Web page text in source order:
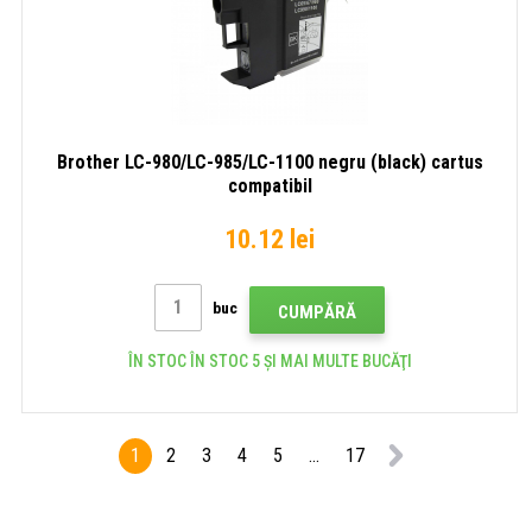
Brother LC-980/LC-985/LC-1100 negru (black) cartus
compatibil
10.12 lei
buc CUMPĂRĂ
ÎN STOC ÎN STOC 5 ȘI MAI MULTE BUCĂŢI
1 2 3 4 5 ... 17